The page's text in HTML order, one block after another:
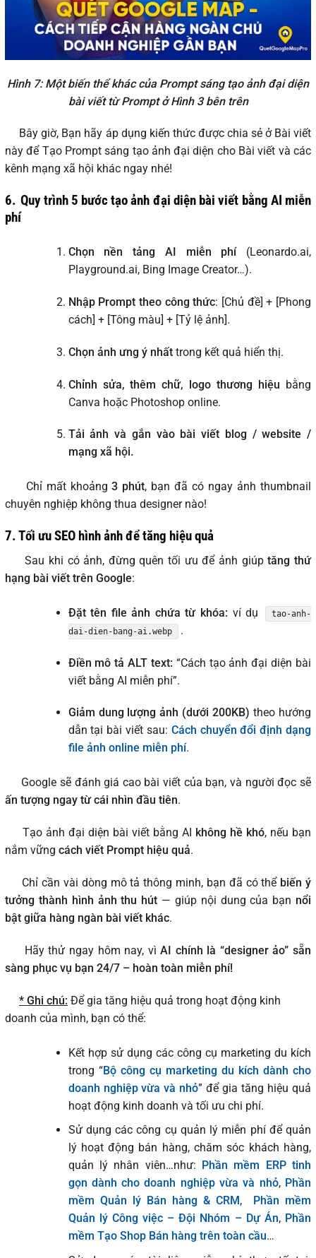
Hình 7: Một biến thể khác của Prompt sáng tạo ảnh đại diện
bài viết từ Prompt ở Hình 3 bên trên
Bây giờ, Bạn hãy áp dụng kiến thức được chia sẻ ở Bài viết
này để Tạo Prompt sáng tạo ảnh đại diện cho Bài viết và các
kênh mạng xã hội khác ngay nhé!
6. Quy trình 5 bước tạo ảnh đại diện bài viết bằng AI miễn
phí
Chọn nền tảng AI miễn phí(Leonardo.ai,
Playground.ai, Bing Image Creator…).
Nhập Prompt theo công thức: [Chủ đề] + [Phong
cách] + [Tông màu] + [Tỷ lệ ảnh].
Chọn ảnh ưng ý nhấttrong kết quả hiển thị.
Chỉnh sửa, thêm chữ, logo thương hiệu bằng
Canva hoặc Photoshop online.
Tải ảnh và gắn vào bài viết blog / website /
mạng xã hội.
Chỉ mất khoảng3 phút, bạn đã có ngay ảnh thumbnail
chuyên nghiệp không thua designer nào!
7.Tối ưu SEO hình ảnh để tăng hiệu quả
Sau khi có ảnh, đừng quên tối ưu để ảnh giúptăng thứ
hạng bài viết trên Google:
Đặt tên file ảnh chứa từ khóa: ví dụ
tao-anh-
dai-dien-bang-ai.webp
.
Điền mô tả ALT text: “Cách tạo ảnh đại diện bài
viết bằng AI miễn phí”.
Giảm dung lượng ảnh (dưới 200KB) theo hướng
dẫn tại bài viết sau: Cách chuyển đổi định dạng
file ảnh online miễn phí.
Google sẽ đánh giá cao bài viết của bạn, và người đọc sẽ
ấn tượng ngay từ cái nhìn đầu tiên.
Tạo ảnh đại diện bài viết bằng AI không hề khó, nếu bạn
nắm vững cách viết Prompt hiệu quả.
Chỉ cần vài dòng mô tả thông minh, bạn đã có thể biến ý
tưởng thành hình ảnh thu hút — giúp nội dung của bạn nổi
bật giữa hàng ngàn bài viết khác.
Hãy thử ngay hôm nay, vìAI chính là “designer ảo” sẵn
sàng phục vụ bạn 24/7 – hoàn toàn miễn phí!
* Ghi chú: Để gia tăng hiệu quả trong hoạt động kinh
doanh của mình, bạn có thể:
Kết hợp sử dụng các công cụ marketing du kích
trong “Bộ công cụ marketing du kích dành cho
doanh nghiệp vừa và nhỏ” để gia tăng hiệu quả
hoạt động kinh doanh và tối ưu chi phí.
Sử dụng các công cụ quản lý miễn phí để quản
lý hoạt động bán hàng, chăm sóc khách hàng,
quản lý nhân viên…như: Phần mềm ERP tinh
gọn dành cho doanh nghiệp vừa và nhỏ, Phần
mềm Quản lý Bán hàng & CRM, Phần mềm
Quản lý Công việc – Đội Nhóm – Dự Án, Phần
mềm Tạo Shop Bán hàng trên toàn cầu…